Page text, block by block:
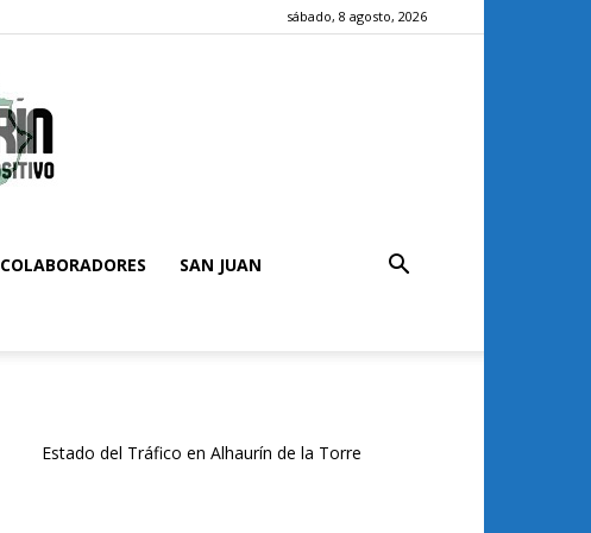
sábado, 8 agosto, 2026
COLABORADORES SAN JUAN
Estado del Tráfico en Alhaurín de la Torre